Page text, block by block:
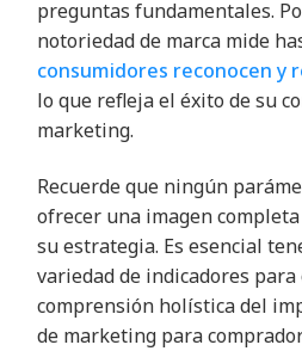
preguntas fundamentales.
notoriedad de marca mide
consumidores reconocen y
lo que refleja el éxito de su
marketing.
Recuerde que ningún
ofrecer una imagen
su estrategia. Es esencial
variedad de indicadores
comprensión holística del
de marketing para